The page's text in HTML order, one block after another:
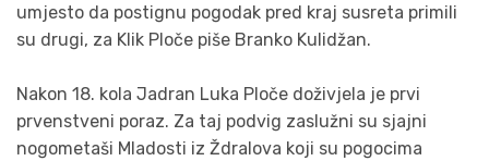
umjesto da postignu pogodak pred kraj susreta primili
su drugi, za Klik Ploče piše Branko Kulidžan.
Nakon 18. kola Jadran Luka Ploče doživjela je prvi
prvenstveni poraz. Za taj podvig zaslužni su sjajni
nogometaši Mladosti iz Ždralova koji su pogocima